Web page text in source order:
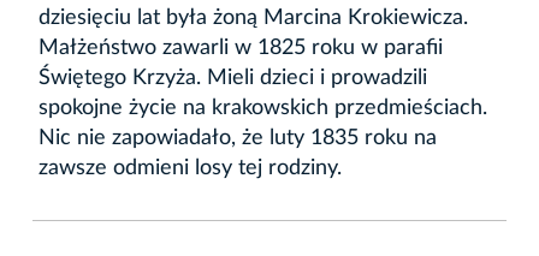
dziesięciu lat była żoną Marcina Krokiewicza.
Małżeństwo zawarli w 1825 roku w parafii
Świętego Krzyża. Mieli dzieci i prowadzili
spokojne życie na krakowskich przedmieściach.
Nic nie zapowiadało, że luty 1835 roku na
zawsze odmieni losy tej rodziny.